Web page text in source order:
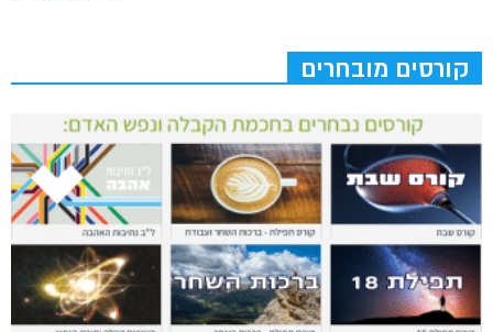
קורסים מובחרים